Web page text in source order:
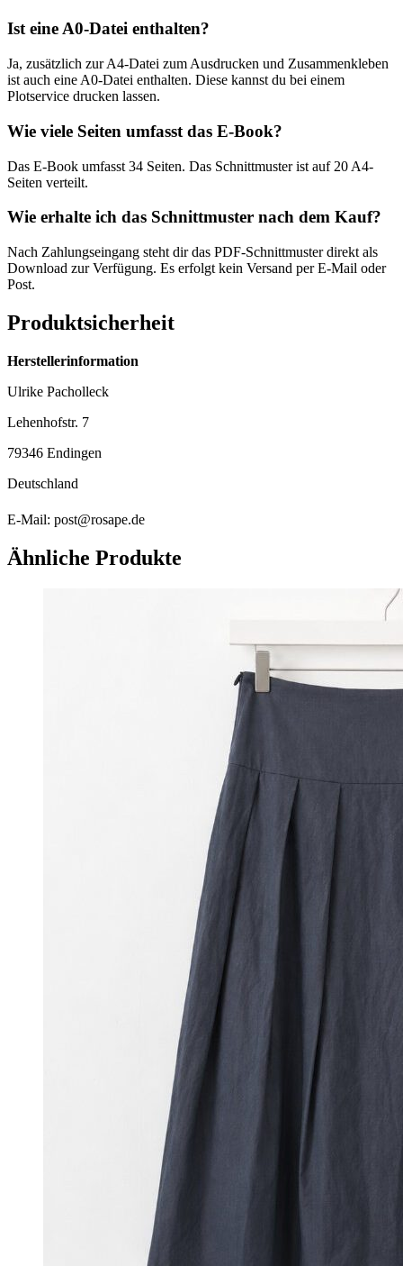
Ist eine A0-Datei enthalten?
Ja, zusätzlich zur A4-Datei zum Ausdrucken und Zusammenkleben
ist auch eine A0-Datei enthalten. Diese kannst du bei einem
Plotservice drucken lassen.
Wie viele Seiten umfasst das E-Book?
Das E-Book umfasst 34 Seiten. Das Schnittmuster ist auf 20 A4-
Seiten verteilt.
Wie erhalte ich das Schnittmuster nach dem Kauf?
Nach Zahlungseingang steht dir das PDF-Schnittmuster direkt als
Download zur Verfügung. Es erfolgt kein Versand per E-Mail oder
Post.
Produktsicherheit
Herstellerinformation
Ulrike Pacholleck
Lehenhofstr. 7
79346 Endingen
Deutschland
E-Mail: post@rosape.de
Ähnliche Produkte